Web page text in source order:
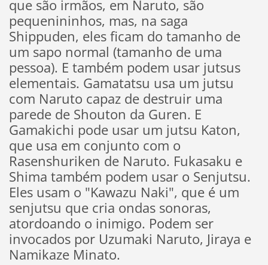
que são irmãos, em Naruto, são
pequenininhos, mas, na saga
Shippuden, eles ficam do tamanho de
um sapo normal (tamanho de uma
pessoa). E também podem usar jutsus
elementais. Gamatatsu usa um jutsu
com Naruto capaz de destruir uma
parede de Shouton da Guren. E
Gamakichi pode usar um jutsu Katon,
que usa em conjunto com o
Rasenshuriken de Naruto. Fukasaku e
Shima também podem usar o Senjutsu.
Eles usam o "Kawazu Naki", que é um
senjutsu que cria ondas sonoras,
atordoando o inimigo. Podem ser
invocados por Uzumaki Naruto, Jiraya e
Namikaze Minato.